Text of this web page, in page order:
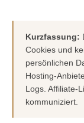
Kurzfassung:
Cookies und
persönlichen
Hosting-
Logs. Affiliate-
kommuniziert.